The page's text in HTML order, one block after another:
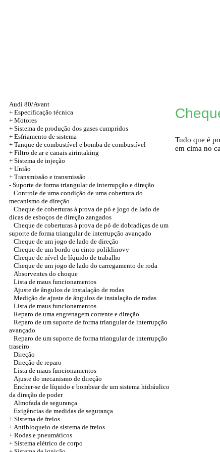
Audi 80/Avant
+ Especificação técnica
+ Motores
+ Sistema de produção dos gases cumpridos
+ Esfriamento de sistema
+ Tanque de combustível e bomba de combustível
+ Filtro de ar e canais airintaking
+ Sistema de injeção
+ União
+ Transmissão e transmissão
- Suporte de forma triangular de interrupção e direção
Controle de uma condição de uma cobertura do
mecanismo de direção
Cheque de coberturas à prova de pó e jogo de lado de
dicas de esboços de direção zangados
Cheque de coberturas à prova de pó de dobradiças de um
suporte de forma triangular de interrupção avançado
Cheque de um jogo de lado de direção
Cheque de um bordo ou cinto poliklinovy
Cheque de nível de líquido de trabalho
Cheque de um jogo de lado do carregamento de roda
Absorventes do choque
Lista de maus funcionamentos
Ajuste de ângulos de instalação de rodas
Medição de ajuste de ângulos de instalação de rodas
Lista de maus funcionamentos
Reparo de uma engrenagem corrente e direção
Reparo de um suporte de forma triangular de interrupção
avançado
Reparo de um suporte de forma triangular de interrupção
traseiro
Direção
Direção de reparo
Lista de maus funcionamentos
Ajuste do mecanismo de direção
Encher-se de líquido e bombear de um sistema hidráulico
da direção de poder
Almofada de segurança
Exigências de medidas de segurança
+ Sistema de freios
+ Antibloqueio de sistema de freios
+ Rodas e pneumáticos
+ Sistema elétrico de corpo
Tudo que é
em cima no